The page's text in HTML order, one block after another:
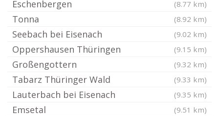
Eschenbergen (8.77 km)
Tonna (8.92 km)
Seebach bei Eisenach (9.02 km)
Oppershausen Thüringen (9.15 km)
Großengottern (9.32 km)
Tabarz Thüringer Wald (9.33 km)
Lauterbach bei Eisenach (9.35 km)
Emsetal (9.51 km)